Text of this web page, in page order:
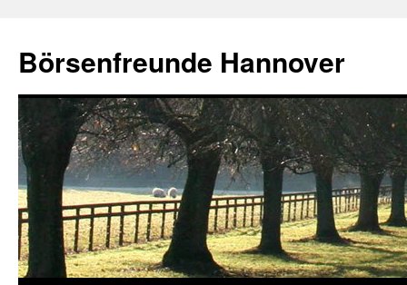
springen
Börsenfreunde Hannover